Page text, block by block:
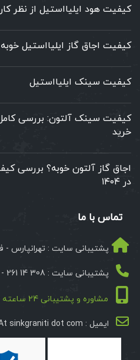
کیفیت هود ایلیااستیل از نظر
کیفیت اجاق گاز ایلیااستیل خوبه
کیفیت سینک ایلیااستیل
خرید
اجاق گاز آلتون خوبه؟ بررسی
در ۱۴۰۴
تماس با ما
پشتیبانی سایت : تهرانپارس -
پشتیبانی سایت : 308 14 261 - 021
مشاوره و پشتیبانی 24 ساعته : 09120139605
ایمیل : info At sinkgraniti dot com